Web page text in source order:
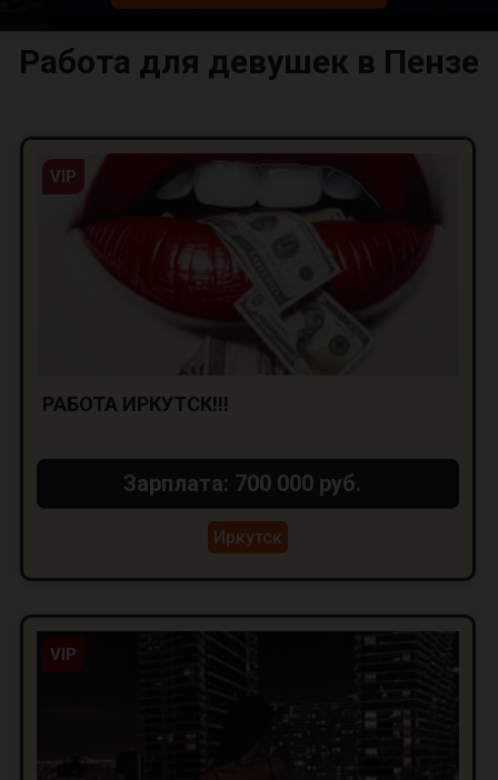
Работа для девушек в Пензе
VIP
РАБОТА ИРКУТСК!!!
Зарплата: 700 000 руб.
Иркутск
VIP